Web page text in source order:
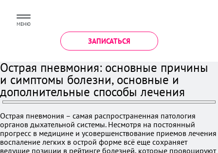
МЕНЮ
ЗАПИСАТЬСЯ
Острая пневмония: основные причины
и симптомы болезни, основные и
дополнительные способы лечения
Острая пневмония – самая распространенная патология
органов дыхательной системы. Несмотря на постоянный
прогресс в медицине и усовершенствование приемов лечения
воспаление легких в острой форме всё еще сохраняет
ведущие позиции в рейтинге болезней, которые провоцируют